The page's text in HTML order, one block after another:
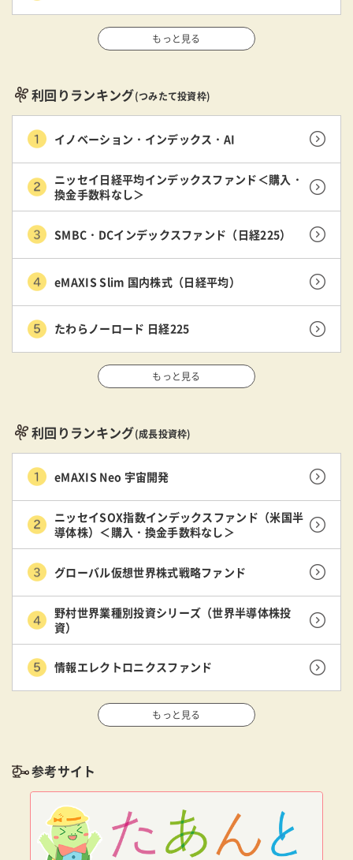
もっと見る
利回りランキング(つみたて投資枠)
イノベーション・インデックス・AI
ニッセイ日経平均インデックスファンド＜購入・
換金手数料なし＞
SMBC・DCインデックスファンド（日経225）
eMAXIS Slim 国内株式（日経平均）
たわらノーロード 日経225
もっと見る
利回りランキング(成長投資枠)
eMAXIS Neo 宇宙開発
ニッセイSOX指数インデックスファンド（米国半
導体株）＜購入・換金手数料なし＞
グローバル仮想世界株式戦略ファンド
野村世界業種別投資シリーズ（世界半導体株投
資）
情報エレクトロニクスファンド
もっと見る
参考サイト